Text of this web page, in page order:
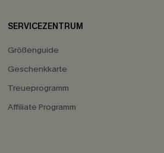
SERVICEZENTRUM
Größenguide
Geschenkkarte
Treueprogramm
Affiliate Programm